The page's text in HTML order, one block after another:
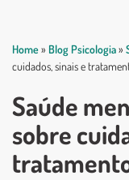
Home» Blog Psicologia»
cuidados, sinais e
Saúde
sobre